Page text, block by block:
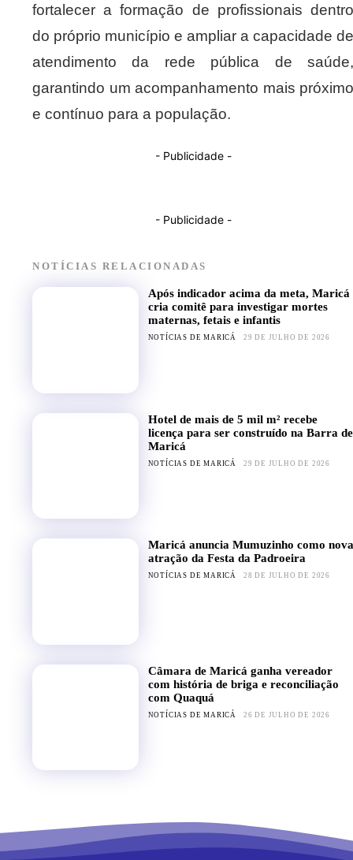
fortalecer a formação de profissionais dentro
do próprio município e ampliar a capacidade de
atendimento da rede pública de saúde,
garantindo um acompanhamento mais próximo
e contínuo para a população.
- Publicidade -
- Publicidade -
NOTÍCIAS RELACIONADAS
Após indicador acima da meta, Maricá
cria comitê para investigar mortes
maternas, fetais e infantis
NOTÍCIAS DE MARICÁ 29 DE JULHO DE 2026
Hotel de mais de 5 mil m² recebe
licença para ser construído na Barra de
Maricá
NOTÍCIAS DE MARICÁ 29 DE JULHO DE 2026
Maricá anuncia Mumuzinho como nova
atração da Festa da Padroeira
NOTÍCIAS DE MARICÁ 28 DE JULHO DE 2026
Câmara de Maricá ganha vereador
com história de briga e reconciliação
com Quaquá
NOTÍCIAS DE MARICÁ 26 DE JULHO DE 2026